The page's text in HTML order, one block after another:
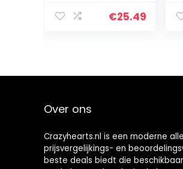
Legging Noos
€25.49
Over ons
Crazyhearts.nl is een moderne
prijsvergelijkings- en
beste deals biedt die